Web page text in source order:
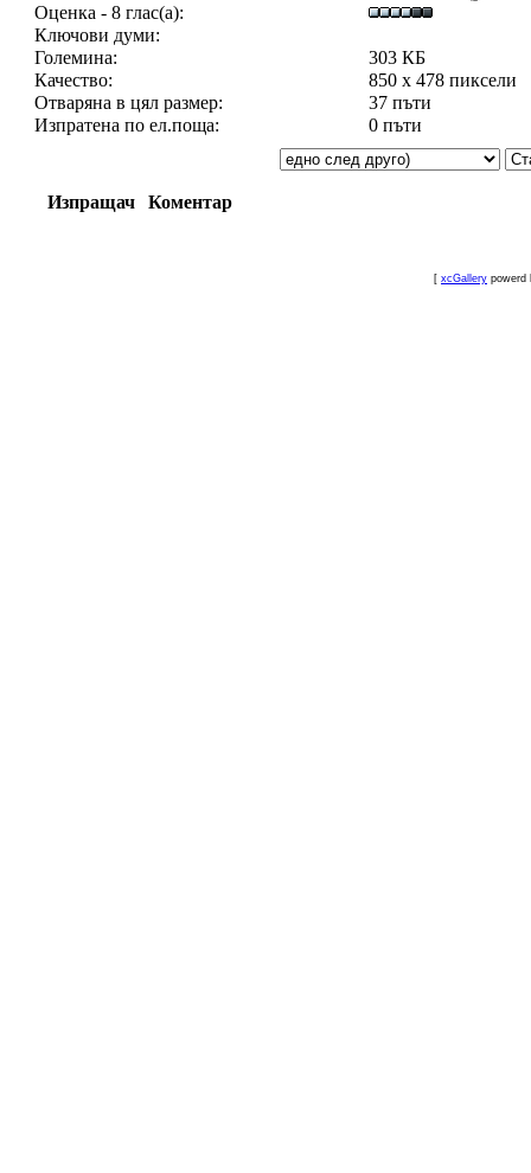
Оценка - 8 глас(а):
Ключови думи:
Големина:
303 КБ
Качество:
850 x 478 пиксели
Отваряна в цял размер:
37 пъти
Изпратена по ел.поща:
0 пъти
Изпращач Коментар
[ xcGallery